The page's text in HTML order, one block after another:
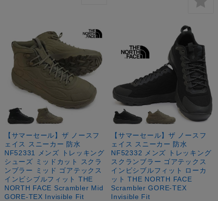
【サマーセール】ザ ノースフ
ェイス スニーカー 防水
NF52331 メンズ トレッキング
シューズ ミッドカット スクラ
ンブラー ミッド ゴアテックス
インビシブルフィット THE
NORTH FACE Scrambler Mid
GORE-TEX Invisible Fit
【サマーセール】ザ ノースフ
ェイス スニーカー 防水
NF52332 メンズ トレッキング
スクランブラー ゴアテックス
インビシブルフィット ローカ
ット THE NORTH FACE
Scrambler GORE-TEX
Invisible Fit